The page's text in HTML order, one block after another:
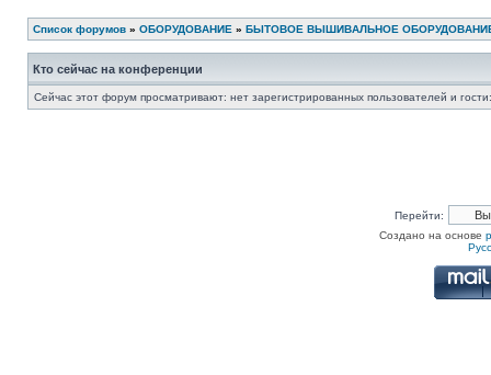
Список форумов » ОБОРУДОВАНИЕ » БЫТОВОЕ ВЫШИВАЛЬНОЕ
Кто сейчас на конференции
Сейчас этот форум просматривают: нет зарегистрированных пользователей и
Перейти:
Создано на основе